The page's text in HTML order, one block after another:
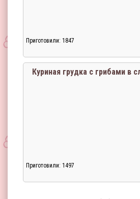
Приготовили: 1847
Куриная грудка с грибами в
Приготовили: 1497